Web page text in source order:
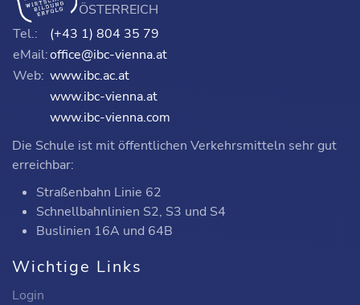
ÖSTERREICH
Tel.:
(+43 1) 804 35 79
eMail:office@ibc-vienna.at
Web: www.ibc.ac.at
www.ibc-vienna.at
www.ibc-vienna.com
Die Schule ist mit öffentlichen Verkehrsmitteln sehr gut
erreichbar:
Straßenbahn Linie 62
Schnellbahnlinien S2, S3 und S4
Buslinien 16A und 64B
Wichtige Links
Login